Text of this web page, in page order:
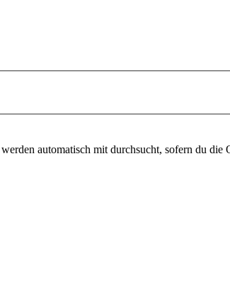
automatisch mit durchsucht, sofern du